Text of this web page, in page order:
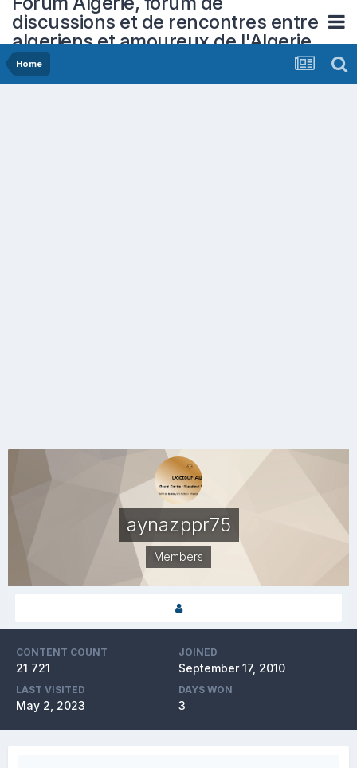
discussions et de rencontres entre
algeriens et amoureux de l'Algerie
Home
aynazppr75
Members
CONTENT COUNT
21 721
JOINED
September 17, 2010
LAST VISITED
May 2, 2023
DAYS WON
3